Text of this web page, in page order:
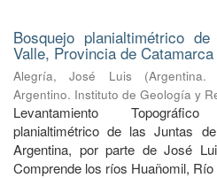
Bosquejo planialtimétrico
Valle, Provincia de Catamarca
Alegría, José Luis (
Argentino. Instituto de Geología y
Levantamiento
planialtimétrico de las Juntas
Argentina, por parte de José
Comprende los ríos Huañomil,